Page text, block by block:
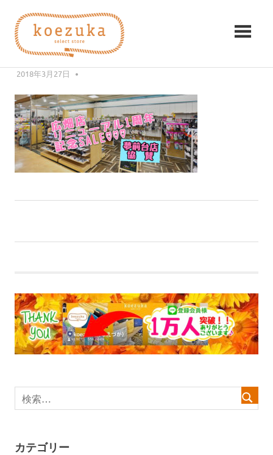
ツ
koezuka（こ
か）
つ
る
シ
ア
ワ
セ。
2BCB603C-B9F3-48B3-84F0-
CE494055EB56
2018年3月27日
稿
ビ
ゲ
ー
ョ
記
カテゴリー